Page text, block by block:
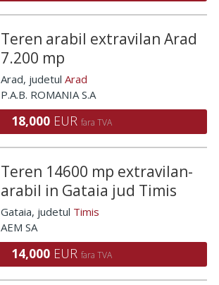
Teren arabil extravilan Arad
7.200 mp
Arad, judetul Arad
P.A.B. ROMANIA S.A
18,000 EUR fara TVA
Teren 14600 mp extravilan-
arabil in Gataia jud Timis
Gataia, judetul Timis
AEM SA
14,000 EUR fara TVA